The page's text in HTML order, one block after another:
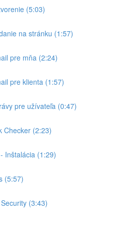
(5:03)
na stránku (1:57)
pre mňa (2:24)
pre klienta (1:57)
pre užívateľa (0:47)
Checker (2:23)
Inštalácia (1:29)
(5:57)
(3:43)